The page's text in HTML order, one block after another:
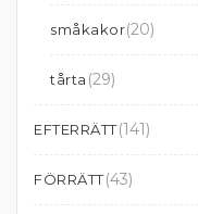
småkakor(20)
tårta (29)
EFTERRÄTT(141)
FÖRRÄTT(43)